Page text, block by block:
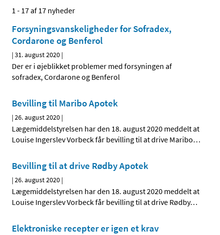
1 - 17 af 17 nyheder
Forsyningsvanskeligheder for Sofradex,
Cordarone og Benferol
|31. august 2020 |
Der er i øjeblikket problemer med forsyningen af
sofradex, Cordarone og Benferol
Bevilling til Maribo Apotek
|26. august 2020 |
Lægemiddelstyrelsen har den 18. august 2020 meddelt at
Louise Ingerslev Vorbeck får bevilling til at drive Maribo…
Bevilling til at drive Rødby Apotek
|26. august 2020 |
Lægemiddelstyrelsen har den 18. august 2020 meddelt at
Louise Ingerslev Vorbeck får bevilling til at drive Rødby…
Elektroniske recepter er igen et krav